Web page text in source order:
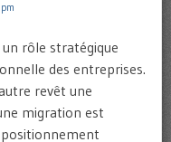
rôle stratégique
des entreprises.
revêt une
migration est